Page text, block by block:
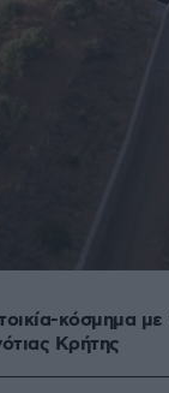
κόσμημα
Κρήτης